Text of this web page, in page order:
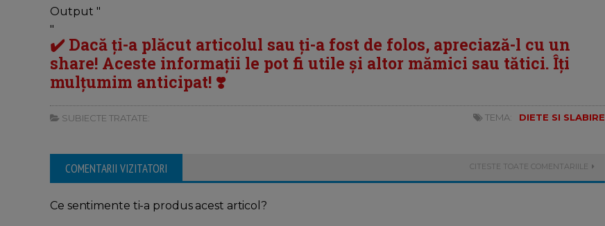
Output "
"
✔️ Dacă ți-a plăcut articolul sau ți-a fost de folos, apreciază-l cu un
share! Aceste informații le pot fi utile și altor mămici sau tătici. Îți
mulțumim anticipat! ❣️
SUBIECTE TRATATE: TEMA: DIETE SI SLABIRE
COMENTARII VIZITATORI CITESTE TOATE COMENTARIILE
Ce sentimente ti-a produs acest articol?